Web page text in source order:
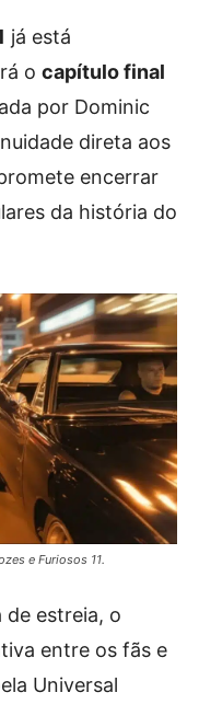
já está
o capítulo final
por Dominic
direta aos
encerrar
da história do
e Furiosos 11.
de estreia, o
entre os fãs e
Universal